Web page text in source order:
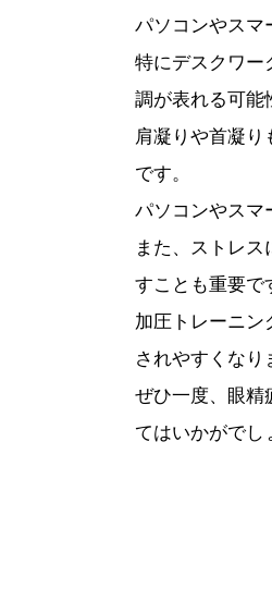
パソコンやスマ
特にデスクワー
調が表れる可能
肩凝りや首凝り
です。
パソコンやスマ
また、ストレ
すことも重要で
加圧トレーニン
されやすくなり
ぜひ一度、眼精
てはいかがでし